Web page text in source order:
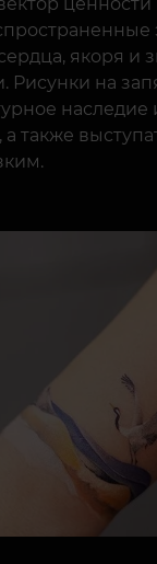
якоря и
Рисунки на
также